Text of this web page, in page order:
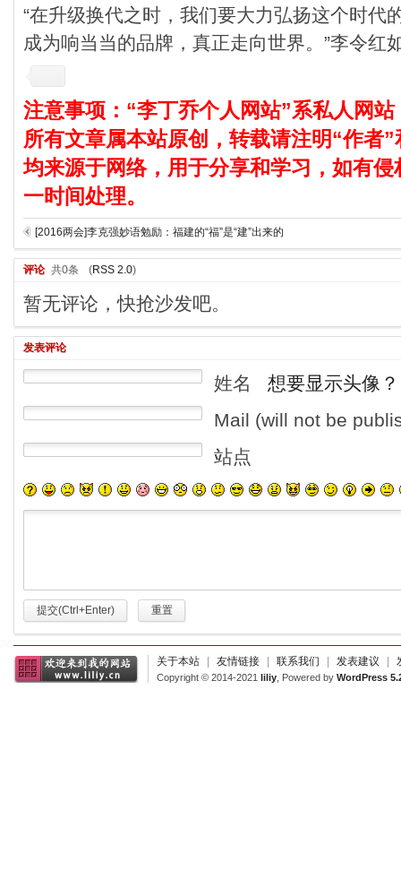
“在升级换代之时，我们要大力弘扬这个时代
成为响当当的品牌，真正走向世界。”李令红
注意事项：“李丁乔个人网站”系私人网
所有文章属本站原创，转载请注明“作者
均来源于网络，用于分享和学习，如有
一时间处理。
[2016两会]李克强妙语勉励：福建的“福”是“建”出来的
评论 共0条 (RSS 2.0)
暂无评论，快抢沙发吧。
发表评论
姓名
想要显示头像？
Mail (will not be
站点
提交(Ctrl+Enter) 重置
关于本站 | 友情链接 | 联系我们 | 发表建议 |
Copyright © 2014-2021 liliy , Powered by WordPress